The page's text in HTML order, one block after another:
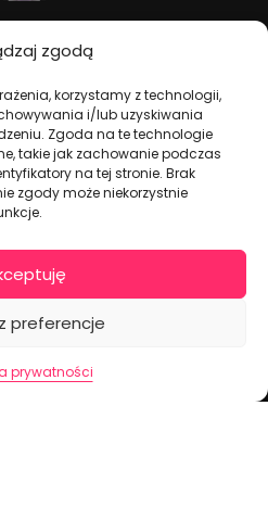
zgodą
korzystamy z technologii,
i/lub uzyskiwania
Zgoda na te technologie
takie jak zachowanie podczas
na tej stronie. Brak
zgody może niekorzystnie
preferencje
prywatności
Warszawa
Pawilon 403